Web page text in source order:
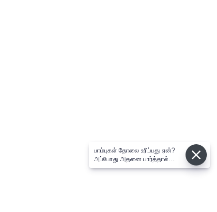
பாம்புகள் தோலை உரிப்பது ஏன்?
அப்போது அதனை பார்த்தால்
பழிவாங்குமா?